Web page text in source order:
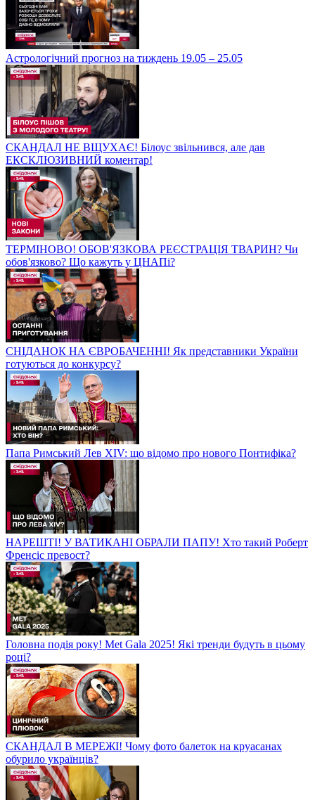
Астрологічний прогноз на тиждень 19.05 – 25.05
СКАНДАЛ НЕ ВЩУХАЄ! Білоус звільнився, але дав
ЕКСКЛЮЗИВНИЙ коментар!
ТЕРМІНОВО! ОБОВ'ЯЗКОВА РЕЄСТРАЦІЯ ТВАРИН? Чи
обов'язково? Що кажуть у ЦНАПі?
СНІДАНОК НА ЄВРОБАЧЕННІ! Як представники України
готуються до конкурсу?
Папа Римський Лев XIV: що відомо про нового Понтифіка?
НАРЕШТІ! У ВАТИКАНІ ОБРАЛИ ПАПУ! Хто такий Роберт
Френсіс превост?
Головна подія року! Met Gala 2025! Які тренди будуть в цьому
році?
СКАНДАЛ В МЕРЕЖІ! Чому фото балеток на круасанах
обурило українців?